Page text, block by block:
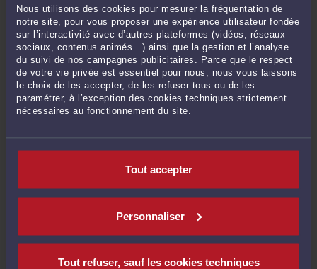
Nous utilisons des cookies pour mesurer la fréquentation de
notre site, pour vous proposer une expérience utilisateur fondée
sur l’interactivité avec d’autres plateformes (vidéos, réseaux
sociaux, contenus animés…) ainsi que la gestion et l’analyse
du suivi de nos campagnes publicitaires. Parce que le respect
de votre vie privée est essentiel pour nous, nous vous laissons
le choix de les accepter, de les refuser tous ou de les
paramétrer, à l’exception des cookies techniques strictement
nécessaires au fonctionnement du site.
Tout accepter
Personnaliser
Tout refuser, sauf les cookies techniques
Les nouvelles étapes de la demande d'introduction de salarié étranger-Le
18 juin 2021 à 19:34
Nouvelle procédure de demande d'autorisation de travail en ligne-Le 25
mai 2021 à 19:20
Voir toutes ses publications
Derniers commentaires
christian :« altération ou abolition les psy eux même disent que médicale on ... »
Le 25 nov. 2025 à 17:52surL'irresponsabilité pénale : ...
« Bonjour, mon employeur m'a fait une demande d'autorisation
de ... »
Le 18 juil. 2025 à 20:15
sur Refus d’autorisation de travail ...